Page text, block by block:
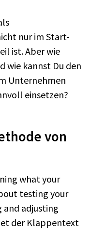
nur im Start-
ist. Aber wie
wie kannst Du den
Unternehmen
einsetzen?
von
what your
testing your
and adjusting
der Klappentext